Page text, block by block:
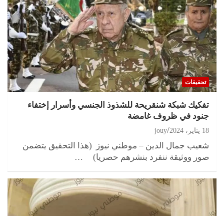
تحقيقات
تفكيك شبكة شنقريحة للشذوذ الجنسي وأسرار إختفاء
جنود في ظروف غامضة
18 يناير، 2024 jouy
شعيب جمال الدين – موطني نيوز (هذا التحقيق يتضمن
صور ووثيقة ننفرد بنشرهم حصريا) …